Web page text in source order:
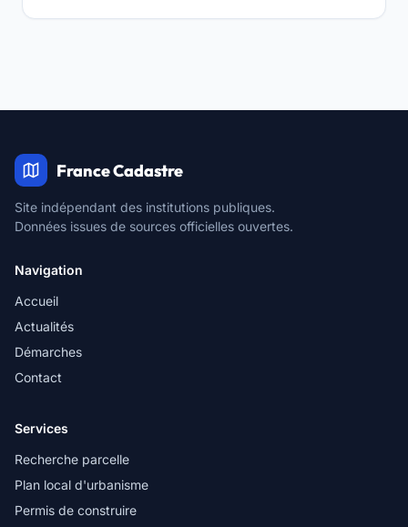
France Cadastre
Site indépendant des institutions publiques.
Données issues de sources officielles ouvertes.
Navigation
Accueil
Actualités
Démarches
Contact
Services
Recherche parcelle
Plan local d'urbanisme
Permis de construire